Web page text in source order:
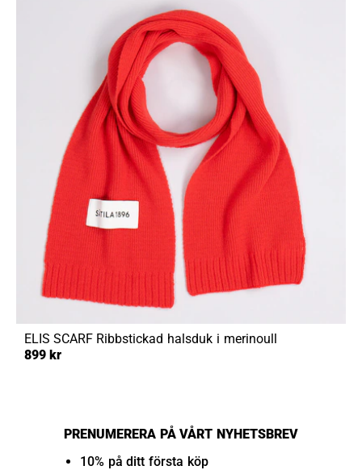
ELIS SCARF Ribbstickad halsduk i merinoull
899 kr
PRENUMERERA PÅ VÅRT NYHETSBREV
10% på ditt första köp